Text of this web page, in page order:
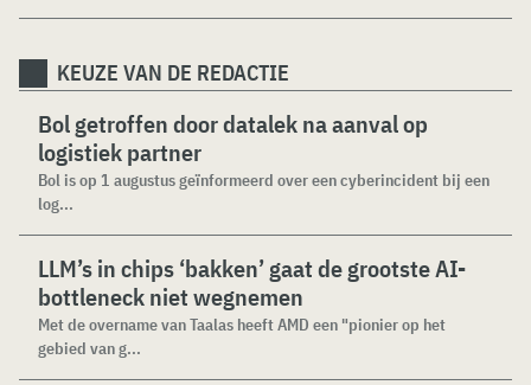
KEUZE VAN DE REDACTIE
Bol getroffen door datalek na aanval op
logistiek partner
Bol is op 1 augustus geïnformeerd over een cyberincident bij een
log...
LLM’s in chips ‘bakken’ gaat de grootste AI-
bottleneck niet wegnemen
Met de overname van Taalas heeft AMD een "pionier op het
gebied van g...